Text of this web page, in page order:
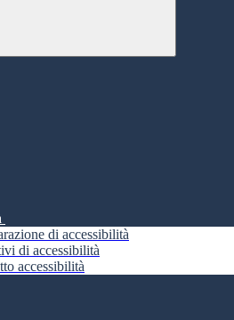
di accessibilità
di accessibilità
accessibilità